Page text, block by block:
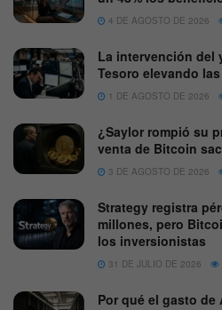
4 DE AGOSTO DE 2026
La intervención del
Tesoro elevando
1 DE AGOSTO DE 2026
¿Saylor rompió su
venta de Bitcoin
3 DE AGOSTO DE 2026
Strategy registra
millones, pero
los inversionistas
31 DE JULIO DE 2026
Por qué el gasto de